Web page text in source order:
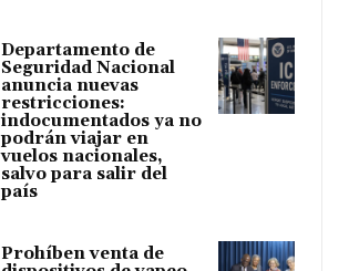
Departamento de
Seguridad Nacional
anuncia nuevas
restricciones:
indocumentados ya no
podrán viajar en
vuelos nacionales,
salvo para salir del
país
Prohíben venta de